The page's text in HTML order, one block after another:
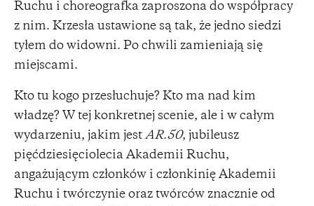
Ruchu i choreografka zaproszona do współpracy
z nim. Krzesła ustawione są tak, że jedno siedzi
tyłem do widowni. Po chwili zamieniają się
miejscami.
Kto tu kogo przesłuchuje? Kto ma nad kim
władzę? W tej konkretnej scenie, ale i w całym
wydarzeniu, jakim jest AR.50, jubileusz
pięćdziesięciolecia Akademii Ruchu,
angażującym członków i członkinię Akademii
Ruchu i twórczynie oraz twórców znacznie od